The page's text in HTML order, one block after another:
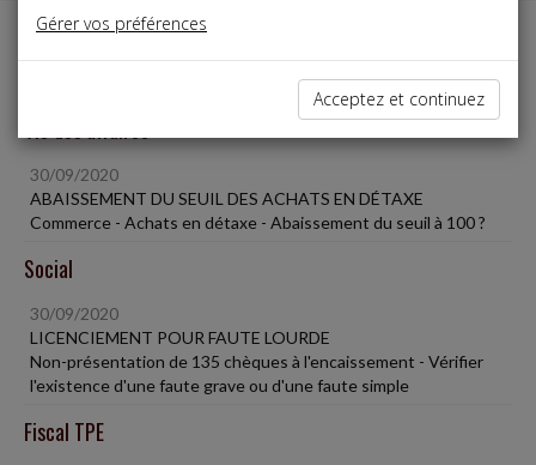
Liste des dernières dépêches
30/09/2020
ABAISSEMENT DU SEUIL DES ACHATS EN DÉTAXE
Commerce - Achats en détaxe - Abaissement du seuil à 100 ?
Social
30/09/2020
LICENCIEMENT POUR FAUTE LOURDE
Non-présentation de 135 chèques à l'encaissement - Vérifier
l'existence d'une faute grave ou d'une faute simple
Fiscal TPE
Gérer vos préférences
Acceptez et continuez